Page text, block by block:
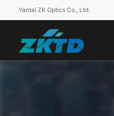
Yantai ZK Optics Co., Ltd.